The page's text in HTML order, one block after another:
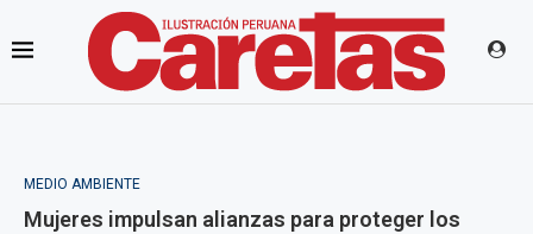
MEDIO AMBIENTE
Mujeres impulsan alianzas para proteger los